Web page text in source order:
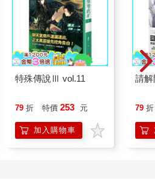
特殊傳說Ⅲ vol.11
79 折 特價 253 元
加入購物車
請解
79 折